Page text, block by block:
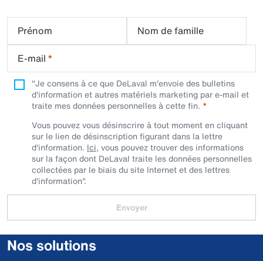
Prénom
Nom de famille
E-mail *
"Je consens à ce que DeLaval m'envoie des bulletins
d'information et autres matériels marketing par e-mail et
traite mes données personnelles à cette fin.
Vous pouvez vous désinscrire à tout moment en cliquant
sur le lien de désinscription figurant dans la lettre
d'information. Ici, vous pouvez trouver des informations
sur la façon dont DeLaval traite les données personnelles
collectées par le biais du site Internet et des lettres
d'information".
Envoyer
Nos solutions